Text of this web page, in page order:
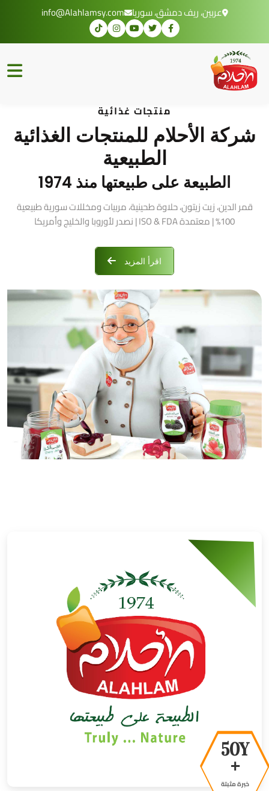
عربين، ريف دمشق، سوريا info@Alahlamsy.com
منتجات غذائية
شركة الأحلام للمنتجات الغذائية
الطبيعية
الطبيعة على طبيعتها منذ 1974
قمر الدين، زيت زيتون، حلاوة طحينية، مربيات ومخللات سورية طبيعية
100% | معتمدة ISO & FDA | نصدر لأوروبا والخليج وأمريكا
اقرأ المزيد
50Y
+
خبرة مثبتة